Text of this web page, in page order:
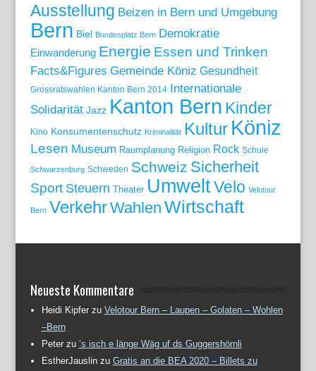
Ausstellung Beizen in Bern und Umgebung
Bern Biel Bundesplatz Bern Demokratie
Einwanderung Energie Essen und Trinken
Facts&Figures Gemeinde Köniz Gesundheit
Grossratswahlen Kanton Bern 2014 Internationale
Solidarität Jazz Kanton Bern Kinder
Kino Konsumentenschutz Kriminalität Kultur Köniz
Lesen Museum Raumplanung Religion Rock Schule
Schwarzenburg Schweden Schweiz Sicherheit
Sport Steuern Theater UmweltVelo Velotour
Bern VerkehrWahlen Wirtschaft
Neueste Kommentare
Heidi Kipferzu Velotour Bern – Laupen – Golaten – Wohlen
–Bern
Peterzu ’s isch e länge Wäg uf ds Guggershörnli
EstherJauslinzu Gratis an die BEA 2020 – Billets zu